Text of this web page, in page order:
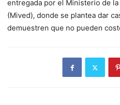
entregada por el Ministerio de
(Mived), donde se plantea dar
demuestren que no pueden